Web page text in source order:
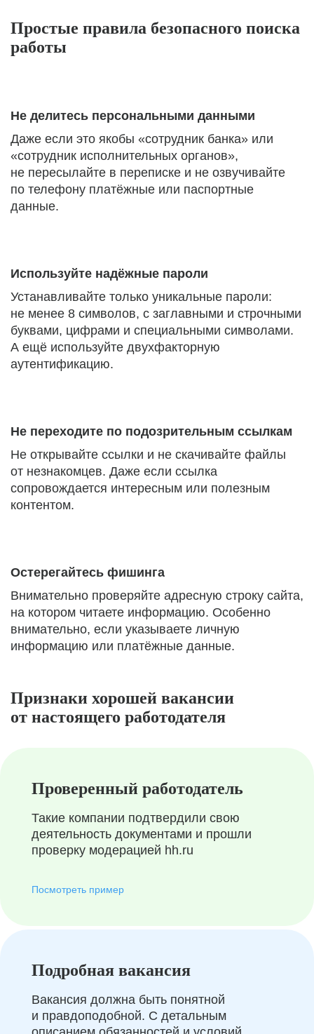
Простые правила безопасного поиска
работы
Не делитесь персональными данными
Даже если это якобы «сотрудник банка» или
«сотрудник исполнительных органов»,
не пересылайте в переписке и не озвучивайте
по телефону платёжные или паспортные
данные.
Используйте надёжные пароли
Устанавливайте только уникальные пароли:
не менее 8 символов, с заглавными и строчными
буквами, цифрами и специальными символами.
А ещё используйте двухфакторную
аутентификацию.
Не переходите по подозрительным ссылкам
Не открывайте ссылки и не скачивайте файлы
от незнакомцев. Даже если ссылка
сопровождается интересным или полезным
контентом.
Остерегайтесь фишинга
Внимательно проверяйте адресную строку сайта,
на котором читаете информацию. Особенно
внимательно, если указываете личную
информацию или платёжные данные.
Признаки хорошей вакансии
от настоящего работодателя
Проверенный работодатель
Такие компании подтвердили свою
деятельность документами и прошли
проверку модерацией hh.ru
Посмотреть пример
Подробная вакансия
Вакансия должна быть понятной
и правдоподобной. С детальным